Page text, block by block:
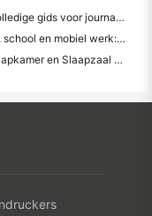
Hoe kies je een Pocket Photo Printer: een volledige gids voor journaling, reizen en iPhone-gebruikers
Beste inktloze draagbare printer voor reizen, school en mobiel werk: Hanin MT620 Pro Review
Mini Foto Wall Layout Ideeën & Tips voor Slaapkamer en Slaapzaal Decoratie